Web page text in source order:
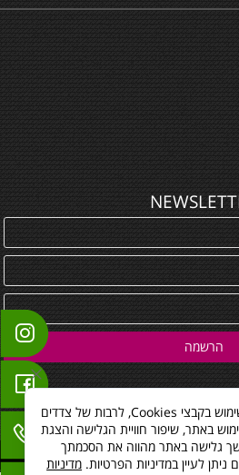
All Rights
לידיעתך, באתרנו נעשה שימוש בקבצי Cookies, לרבות של צדדים
באתר, שיפור חוויית הגלישה והצגת
גלישה באתר מהווה את הסכמתך
לעיין במדיניות הפרטיות. מדיניות